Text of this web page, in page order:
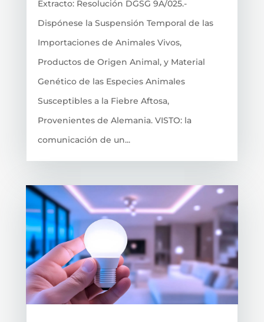
Extracto: Resolución DGSG 9A/025.-
Dispónese la Suspensión Temporal de las
Importaciones de Animales Vivos,
Productos de Origen Animal, y Material
Genético de las Especies Animales
Susceptibles a la Fiebre Aftosa,
Provenientes de Alemania. VISTO: la
comunicación de un...